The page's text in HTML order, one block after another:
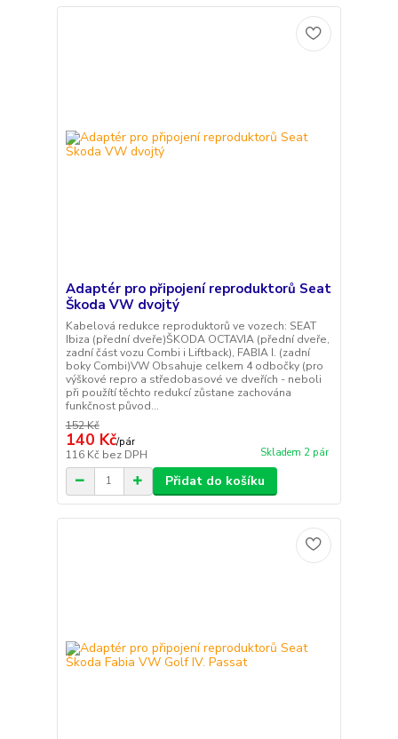
Adaptér pro připojení reproduktorů Seat
Škoda VW dvojtý
Kabelová redukce reproduktorů ve vozech: SEAT
Ibiza (přední dveře)ŠKODA OCTAVIA (přední dveře,
zadní část vozu Combi i Liftback), FABIA I. (zadní
boky Combi)VW Obsahuje celkem 4 odbočky (pro
výškové repro a středobasové ve dveřích - neboli
při použítí těchto redukcí zůstane zachována
funkčnost původ...
152 Kč
140 Kč/pár
116 Kč bez DPH Skladem 2 pár
Přidat do košíku